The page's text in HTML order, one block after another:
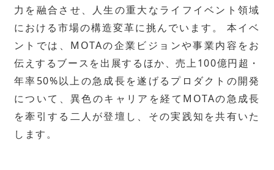
力を融合させ、人生の重大なライフイベント領域
における市場の構造変革に挑んでいます。 本イベ
ントでは、MOTAの企業ビジョンや事業内容をお
伝えするブースを出展するほか、売上100億円超・
年率50%以上の急成長を遂げるプロダクトの開発
について、異色のキャリアを経てMOTAの急成長
を牽引する二人が登壇し、その実践知を共有いた
します。